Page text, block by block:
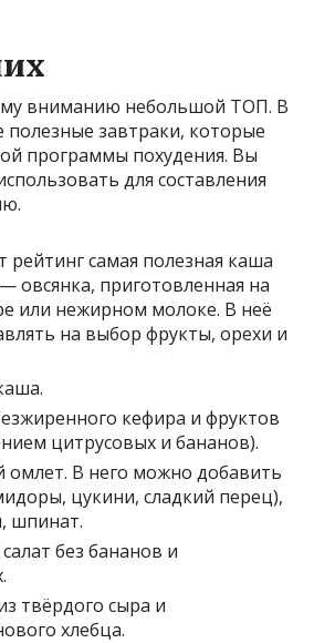
вниманию небольшой ТОП. В
завтраки, которые
программы похудения. Вы
для составления
рейтинг самая полезная каша
овсянка, приготовленная на
или нежирном молоке. В неё
на выбор фрукты, орехи и
кефира и фруктов
цитрусовых и бананов).
омлет. В него можно добавить
цукини, сладкий перец),
шпинат.
без бананов и
твёрдого сыра и
хлебца.